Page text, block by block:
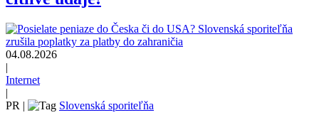
04.08.2026
|
Internet
|
PR | Slovenská sporiteľňa